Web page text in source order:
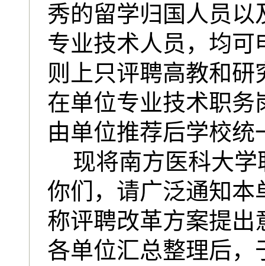
秀的留学归国人员以
专业技术人员，均
则上只评聘高教和
在单位专业技术职务
由单位推荐后学校
现将南方医科大
你们，请广泛通知本
称评聘改革方案提出
各单位汇总整理后